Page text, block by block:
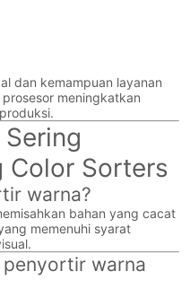
dan kemampuan layanan
prosesor meningkatkan
Color Sorters
warna?
bahan yang cacat
memenuhi syarat
warna